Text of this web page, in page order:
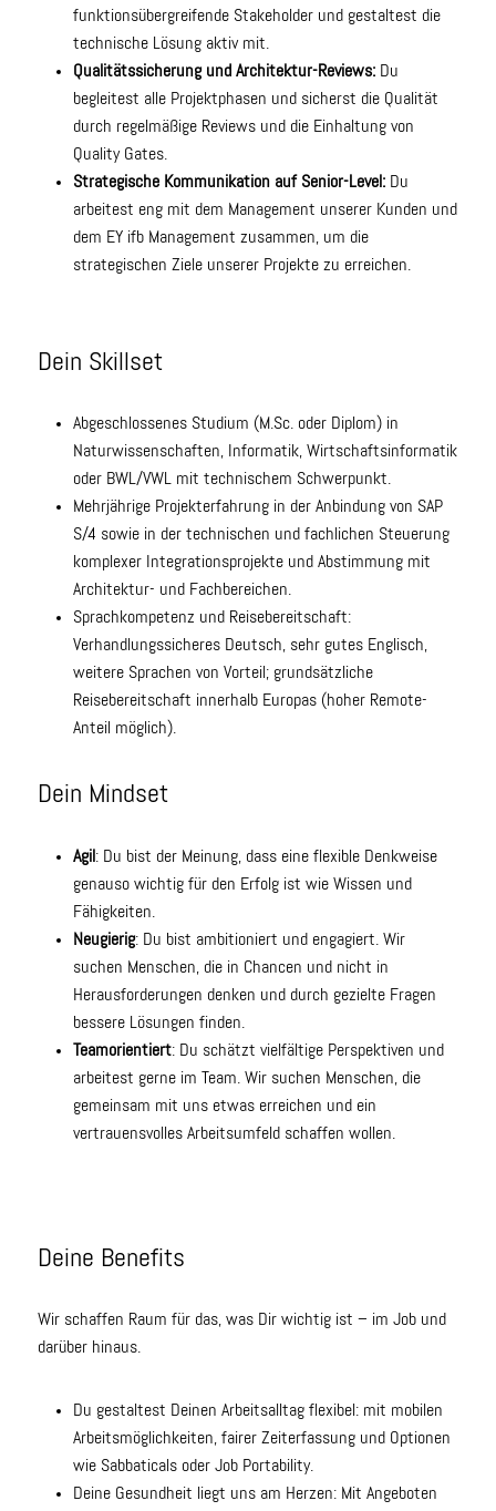
funktionsübergreifende Stakeholder und gestaltest die
technische Lösung aktiv mit.
Qualitätssicherung und Architektur-Reviews: Du
begleitest alle Projektphasen und sicherst die Qualität
durch regelmäßige Reviews und die Einhaltung von
Quality Gates.
Strategische Kommunikation auf Senior-Level: Du
arbeitest eng mit dem Management unserer Kunden und
dem EY ifb Management zusammen, um die
strategischen Ziele unserer Projekte zu erreichen.
Dein Skillset
Abgeschlossenes Studium (M.Sc. oder Diplom) in
Naturwissenschaften, Informatik, Wirtschaftsinformatik
oder BWL/VWL mit technischem Schwerpunkt.
Mehrjährige Projekterfahrung in der Anbindung von SAP
S/4 sowie in der technischen und fachlichen Steuerung
komplexer Integrationsprojekte und Abstimmung mit
Architektur- und Fachbereichen.
Sprachkompetenz und Reisebereitschaft:
Verhandlungssicheres Deutsch, sehr gutes Englisch,
weitere Sprachen von Vorteil; grundsätzliche
Reisebereitschaft innerhalb Europas (hoher Remote-
Anteil möglich).
Dein Mindset
Agil : Du bist der Meinung, dass eine flexible Denkweise
genauso wichtig für den Erfolg ist wie Wissen und
Fähigkeiten.
Neugierig: Du bist ambitioniert und engagiert. Wir
suchen Menschen, die in Chancen und nicht in
Herausforderungen denken und durch gezielte Fragen
bessere Lösungen finden.
Teamorientiert: Du schätzt vielfältige Perspektiven und
arbeitest gerne im Team. Wir suchen Menschen, die
gemeinsam mit uns etwas erreichen und ein
vertrauensvolles Arbeitsumfeld schaffen wollen.
Deine Benefits
Wir schaffen Raum für das, was Dir wichtig ist – im Job und
darüber hinaus.
Du gestaltest Deinen Arbeitsalltag flexibel: mit mobilen
Arbeitsmöglichkeiten, fairer Zeiterfassung und Optionen
wie Sabbaticals oder Job Portability.
Deine Gesundheit liegt uns am Herzen: Mit Angeboten